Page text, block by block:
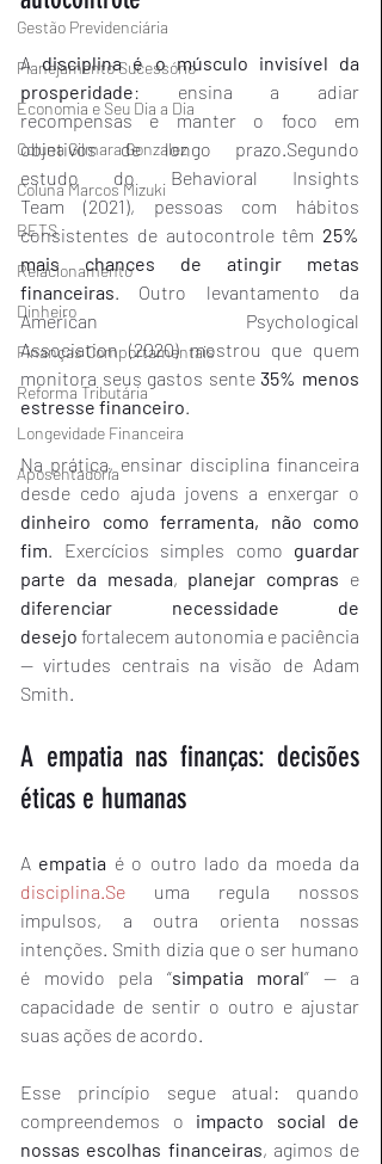
Gestão Previdenciária
Planejamento Sucessório
Economia e Seu Dia a Dia
Coluna Gilmara Gonzalez
Coluna Marcos Mizuki
BETS
Relacionamento
Dinheiro
Finanças Comportamentais
Reforma Tributária
Longevidade Financeira
Aposentadoria
A disciplina é o músculo invisível da
prosperidade: ensina a adiar
recompensas e manter o foco em
objetivos de longo prazo.Segundo
estudo do Behavioral Insights
Team (2021), pessoas com hábitos
consistentes de autocontrole têm 25%
mais chances de atingir metas
financeiras. Outro levantamento da
American Psychological
Association (2020) mostrou que quem
monitora seus gastos sente 35% menos
estresse financeiro.
Na prática, ensinar disciplina financeira
dinheiro como ferramenta, não como
fim. Exercícios simples como guardar
parte da mesada, planejar compras
diferenciar necessidade de
desejo fortalecem autonomia e paciência
— virtudes centrais na visão de Adam
Smith.
A empatia nas finanças: decisões
éticas e humanas
A empatia
disciplina.Se uma regula nossos
impulsos, a outra orienta nossas
intenções. Smith dizia que o ser humano
é movido pela “simpatia moral” — a
capacidade de sentir o outro e ajustar
suas ações de acordo.
Esse princípio segue atual: quando
compreendemos o impacto social de
nossas escolhas financeiras, agimos de